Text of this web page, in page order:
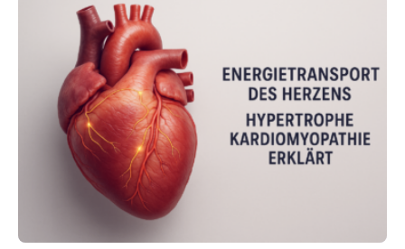
Oncology, zeigen die Forschenden, dass Mini-Tumore
aus Gewebe von Patientinnen und Patienten –
sogenannte Organoide – genutzt werden können, um
vorab zu prüfen, welche Medikamente am besten
wirken. Dabei wurde ein Eiweiß identifiziert, das künftig
als Biomarker für die Wahl der passenden Therapie
dienen könnte. Darmkrebs zählt weltweit zu den
häufigsten Krebsarten und stellt…